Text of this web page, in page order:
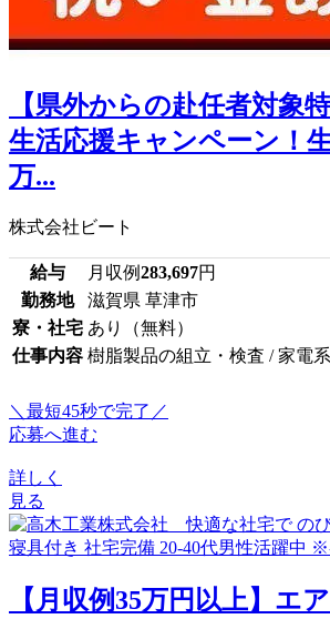
【県外からの赴任者対象
生活応援キャンペーン！
万...
株式会社ビート
給与 月収例283,697円
勤務地
滋賀県 草津市
寮・社宅 あり（無料）
仕事内容 樹脂製品の組立・検査 / 家電
＼最短45秒で完了／
応募へ進む
詳しく
見る
【月収例35万円以上】エ